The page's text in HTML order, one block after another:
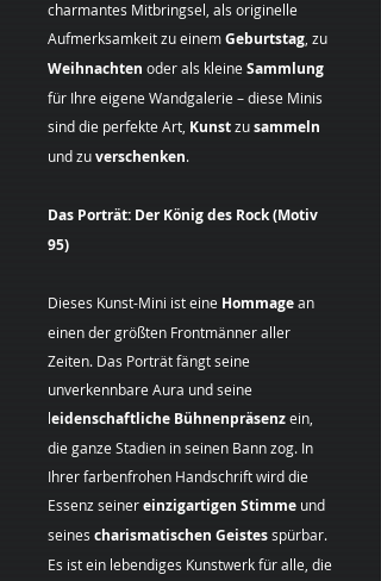
charmantes Mitbringsel, als originelle
Aufmerksamkeit zu einemGeburtstag , zu
Weihnachten oder als kleine Sammlung
für Ihre eigene Wandgalerie – diese Minis
sind die perfekte Art, Kunstzusammeln
und zuverschenken.
Das Porträt: Der König des Rock (Motiv
95)
Dieses Kunst-Mini ist eine Hommagean
einen der größten Frontmänner aller
Zeiten. Das Porträt fängt seine
unverkennbare Aura und seine
leidenschaftliche Bühnenpräsenzein,
die ganze Stadien in seinen Bann zog. In
Ihrer farbenfrohen Handschrift wird die
Essenz seinereinzigartigen Stimme und
seines charismatischen Geistesspürbar.
Es ist ein lebendiges Kunstwerk für alle, die